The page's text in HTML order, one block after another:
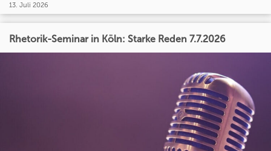
13. Juli 2026
Rhetorik-Seminar in Köln: Starke Reden 7.7.2026